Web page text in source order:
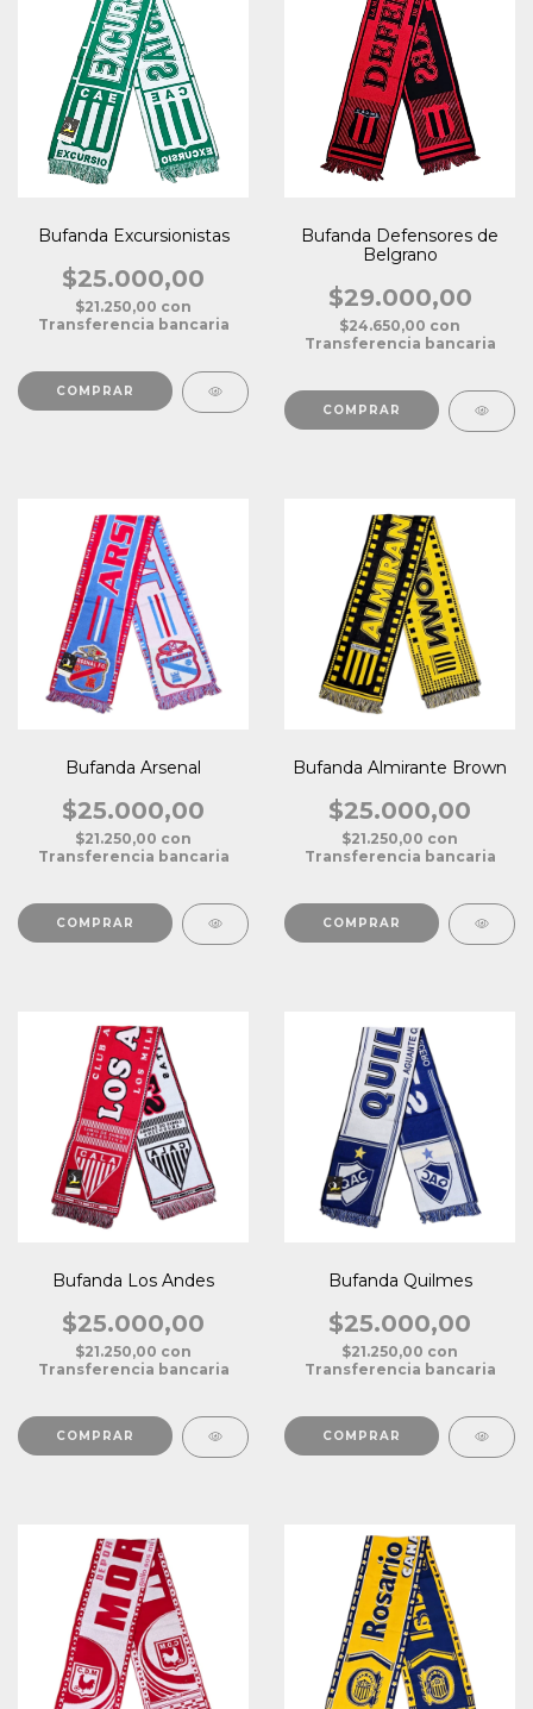
Bufanda Excursionistas
$25.000,00
$21.250,00 con
Transferencia bancaria
Bufanda Defensores de
Belgrano
$29.000,00
$24.650,00 con
Transferencia bancaria
Bufanda Arsenal
$25.000,00
$21.250,00 con
Transferencia bancaria
Bufanda Almirante Brown
$25.000,00
$21.250,00 con
Transferencia bancaria
Bufanda Los Andes
$25.000,00
$21.250,00 con
Transferencia bancaria
Bufanda Quilmes
$25.000,00
$21.250,00 con
Transferencia bancaria